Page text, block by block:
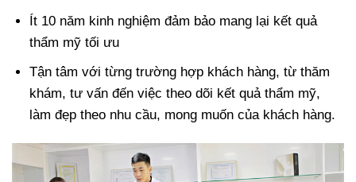
Ít 10 năm kinh nghiệm đảm bảo mang lại kết quả
thẩm mỹ tối ưu
Tận tâm với từng trường hợp khách hàng, từ thăm
khám, tư vấn đến việc theo dõi kết quả thẩm mỹ,
làm đẹp theo nhu cầu, mong muốn của khách hàng.